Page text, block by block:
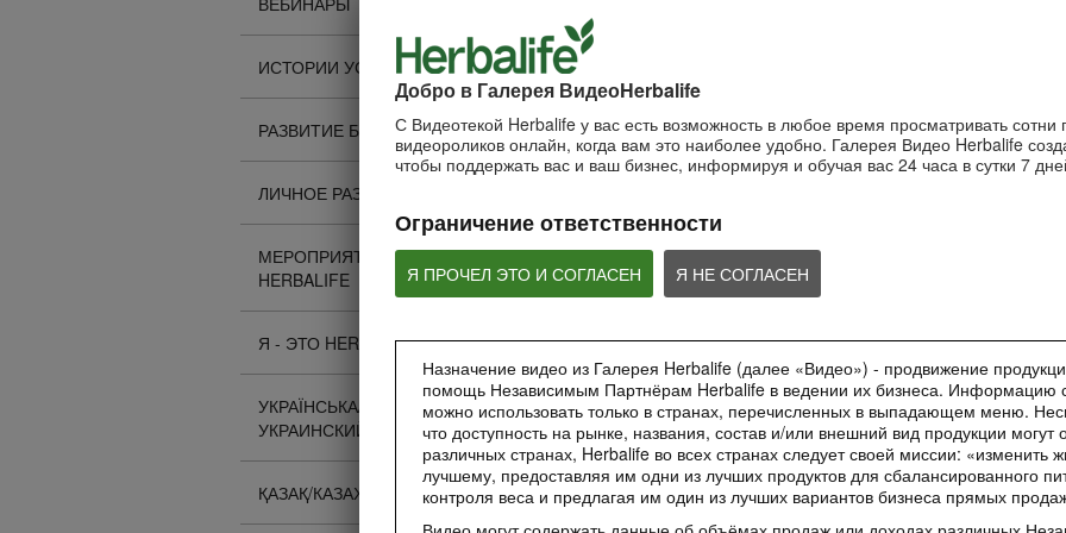
Добро в Галерея ВидеоHerbalife
С Видеотекой Herbalife у вас есть возможность в любое время просматривать сотни
видеороликов онлайн, когда вам это наиболее удобно. Галерея Видео Herbalife
чтобы поддержать вас и ваш бизнес, информируя и обучая вас 24 часа в сутки 7
Ограничение ответственности
Я ПРОЧЕЛ ЭТО И СОГЛАСЕН Я НЕ СОГЛАСЕН
Назначение видео из Галерея Herbalife (далее «Видео») - продвижение
помощь Независимым Партнёрам Herbalife в ведении их бизнеса. Информацию с
можно использовать только в странах, перечисленных в выпадающем меню.
что доступность на рынке, названия, состав и/или внешний вид продукции могут
различных странах, Herbalife во всех странах следует своей миссии: «изменить
лучшему, предоставляя им одни из лучших продуктов для сбалансированного
контроля веса и предлагая им один из лучших вариантов бизнеса прямых
ИСТОРИИ УСПЕХА
РАЗВИТИЕ БИЗНЕСА
ЛИЧНОЕ РАЗВИТИЕ
МЕРОПРИЯТИЯ
HERBALIFE
Я - ЭТО HERBALIFE
УКРАЇНСЬКА/
УКРАИНСКИЙ
ҚАЗАҚ/КАЗАХСКИЙ
Ночной крем Herbalife SKIN
1:56:59
Антивозрастная сыворотка
1:42:21
ВЕБИНАРЫ
1:48:24
Вебинар «Галерея
Красоты как бизнес-
инструмент»
Практическое применение
уникального проекта в работе
35:00
Обучающее приложение
HN GROW
Вы узнаете ВСЕ о новом
обучающем инструменте –
приложении HN GROW.
Вебинар «Digital-
инструменты»
Marketing в котором
ВСЕ о digital-